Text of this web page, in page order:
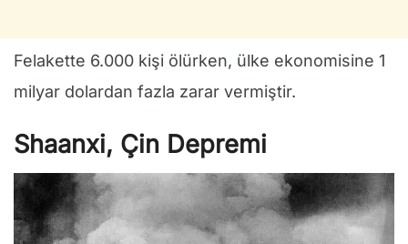
Felakette 6.000 kişi ölürken, ülke ekonomisine 1
milyar dolardan fazla zarar vermiştir.
Shaanxi, Çin Depremi